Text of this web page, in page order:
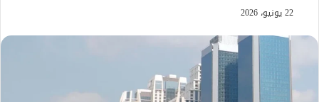
22 يونيو، 2026